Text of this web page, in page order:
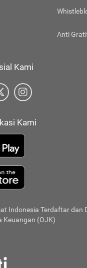
Anti
Kami
Kami
Indonesia Terdaftar dan
Keuangan (OJK)